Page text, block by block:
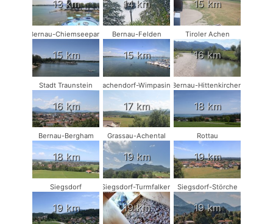
13 km 14 km 15 km
Bernau-Chiemseepark
15 km
Bernau-Felden
15 km
Tiroler Achen
16 km
Stadt Traunstein
16 km
Vachendorf-Wimpasing
17 km
Bernau-Hittenkirchen
18 km
Bernau-Bergham
18 km
Grassau-Achental
19 km
Rottau
19 km
Siegsdorf
19 km
Siegsdorf-Turmfalken
19 km
Siegsdorf-Störche
19 km